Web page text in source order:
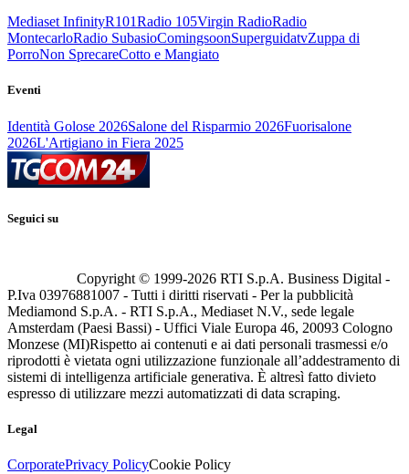
Mediaset InfinityR101Radio 105Virgin RadioRadio
MontecarloRadio SubasioComingsoonSuperguidatvZuppa di
PorroNon SprecareCotto e Mangiato
Eventi
Identità Golose 2026Salone del Risparmio 2026Fuorisalone
2026L'Artigiano in Fiera 2025
Seguici su
Copyright © 1999-2026 RTI S.p.A. Business Digital -
P.Iva 03976881007 - Tutti i diritti riservati - Per la pubblicità
Mediamond S.p.A. - RTI S.p.A., Mediaset N.V., sede legale
Amsterdam (Paesi Bassi) - Uffici Viale Europa 46, 20093 Cologno
Monzese (MI)Rispetto ai contenuti e ai dati personali trasmessi e/o
riprodotti è vietata ogni utilizzazione funzionale all’addestramento di
sistemi di intelligenza artificiale generativa. È altresì fatto divieto
espresso di utilizzare mezzi automatizzati di data scraping.
Legal
CorporatePrivacy PolicyCookie Policy